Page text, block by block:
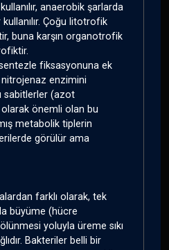
anaerobik şarlarda
Çoğu litotrofik
buna karşın organotrofik
fiksasyonuna ek
nitrojenaz enzimini
sabitlerler (azot
önemli olan bu
metabolik tiplerin
görülür ama
farklı olarak, tek
büyüme (hücre
yoluyla üreme sıkı
Bakteriler belli bir